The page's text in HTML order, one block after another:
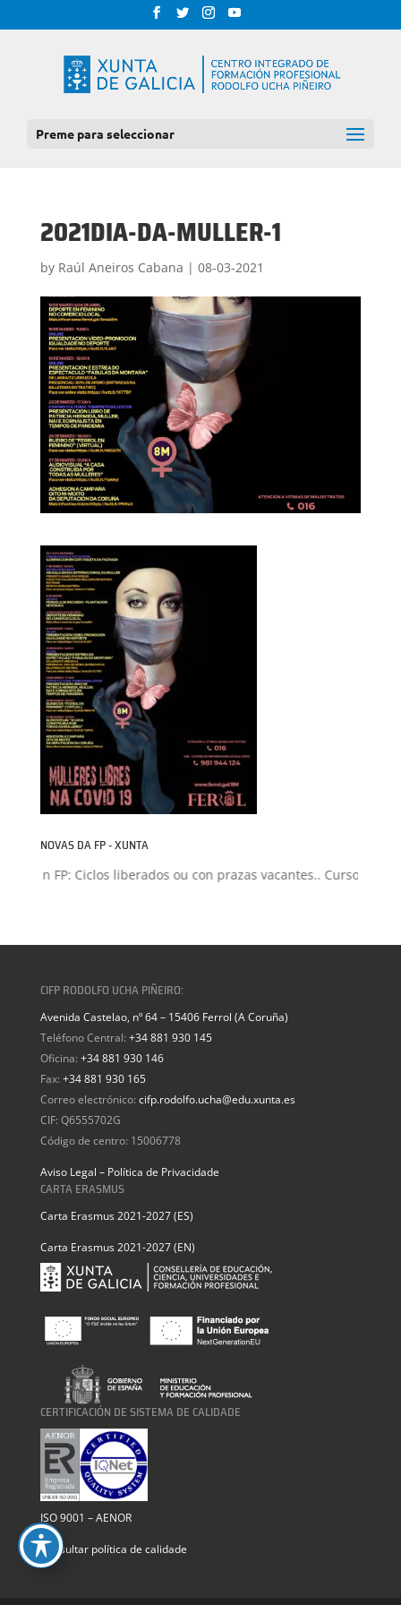
Preme para seleccionar
2021DIA-DA-MULLER-1
by Raúl Aneiros Cabana | 08-03-2021
NOVAS DA FP - XUNTA
FP: Ciclos liberados ou con prazas vacantes.. Curso 2026-
CIFP RODOLFO UCHA PIÑEIRO:
Avenida Castelao, nº 64 – 15406 Ferrol (A Coruña)
Teléfono Central: +34 881 930 145
Oficina: +34 881 930 146
Fax: +34 881 930 165
Correo electrónico: cifp.rodolfo.ucha@edu.xunta.es
CIF: Q6555702G
Código de centro: 15006778
Aviso Legal – Política de Privacidade
CARTA ERASMUS
Carta Erasmus 2021-2027 (ES)
Carta Erasmus 2021-2027 (EN)
CERTIFICACIÓN DE SISTEMA DE CALIDADE
ISO 9001 – AENOR
Consultar política de calidade